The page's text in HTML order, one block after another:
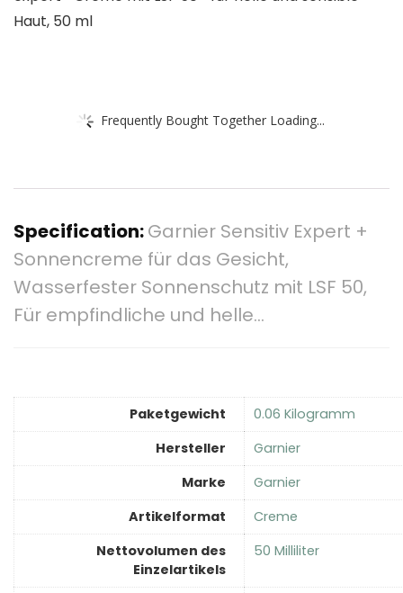
Haut, 50 ml
Frequently Bought Together Loading...
Specification:Garnier Sensitiv Expert +
Sonnencreme für das Gesicht,
Wasserfester Sonnenschutz mit LSF 50,
Für empfindliche und helle…
Paketgewicht
‎0.06 Kilogramm
Hersteller
‎Garnier
Marke
‎Garnier
Artikelformat
‎Creme
Nettovolumen des
Einzelartikels
‎50 Milliliter